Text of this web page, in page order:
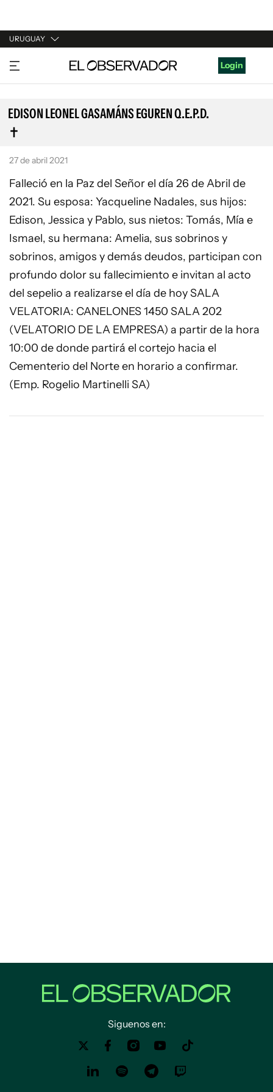
URUGUAY
URUGUAY
ARGENTINA
ESPAÑA
ESTADOS UNIDOS
Login
EDISON LEONEL GASAMÁNS EGUREN Q.E.P.D.
27 de abril 2021
Falleció en la Paz del Señor el día 26 de Abril de
2021. Su esposa: Yacqueline Nadales, sus hijos:
Edison, Jessica y Pablo, sus nietos: Tomás, Mía e
Ismael, su hermana: Amelia, sus sobrinos y
sobrinos, amigos y demás deudos, participan con
profundo dolor su fallecimiento e invitan al acto
del sepelio a realizarse el día de hoy SALA
VELATORIA: CANELONES 1450 SALA 202
(VELATORIO DE LA EMPRESA) a partir de la hora
10:00 de donde partirá el cortejo hacia el
Cementerio del Norte en horario a confirmar.
(Emp. Rogelio Martinelli SA)
Siguenos en: